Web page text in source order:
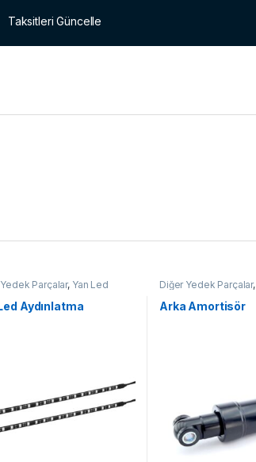
Taksitleri Güncelle
Parçalar, Yan Led
Yedek Parçalar
Aydınlatma
Diğer Yedek Parçalar,
Parçalar
Arka Amortisör